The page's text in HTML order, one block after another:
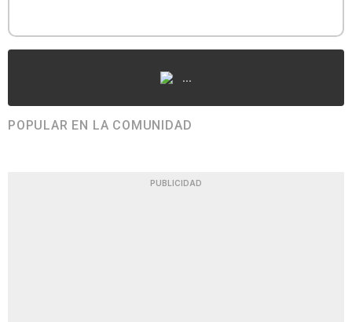
...
POPULAR EN LA COMUNIDAD
PUBLICIDAD